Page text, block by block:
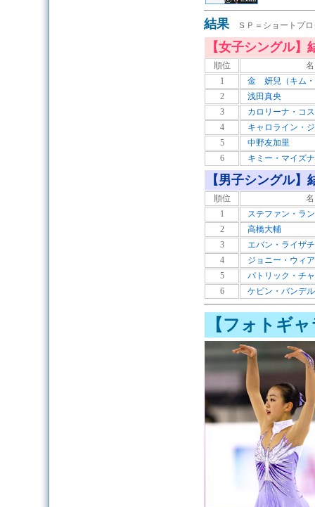
結果ＳＰ＝ショートプロ
【女子シングル】
順位
1
金 妍兒（キム
2
浅田真央
3
カロリーナ・コ
4
キャロライン・
5
中野友加里
6
キミー・マイズ
【男子シングル】
順位
1
ステファン・ラ
2
高橋大輔
3
エバン・ライザ
4
ジョニー・ウィ
5
パトリック・チ
6
ケビン・バンデ
【フォトギ